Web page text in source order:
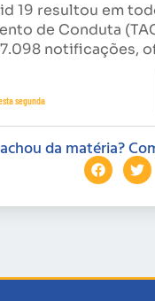
19 resultou em
de Conduta
notificações,
segunda
da matéria?